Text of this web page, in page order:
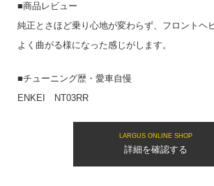
■商品レビュー
純正とさほど乗り心地が変わらず、フロントヘ
よく曲がる様になった感じがします。
■チューニング歴・愛車自慢
ENKEI NT03RR
LARGUS ONLINE SHOP
詳細を確認する